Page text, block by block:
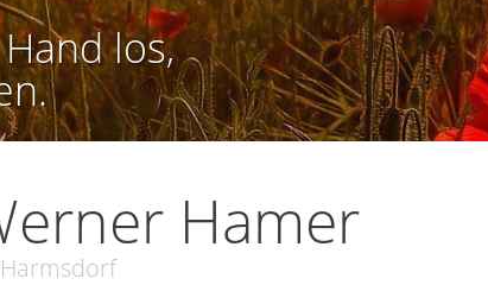
los,
Hamer
Harmsdorf